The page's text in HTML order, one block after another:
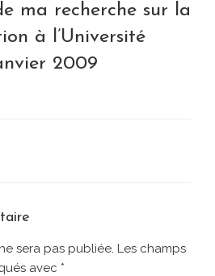
ma recherche sur la
à l’Université
2009
sera pas publiée. Les champs
avec *